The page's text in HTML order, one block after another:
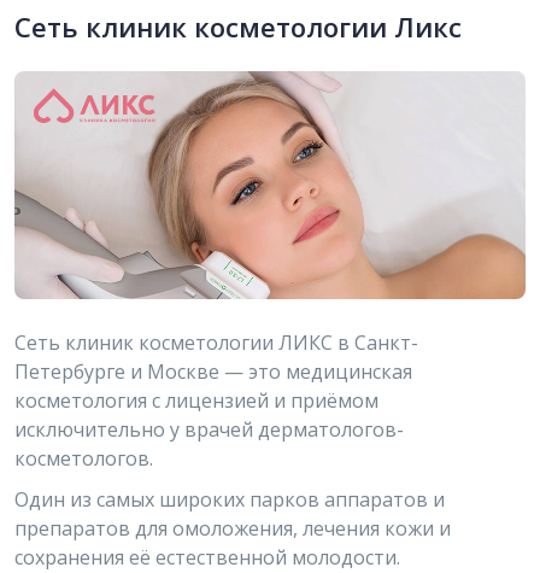
Сеть клиник косметологии Ликс
Сеть клиник косметологии ЛИКС в Санкт-
Петербурге и Москве — это медицинская
косметология с лицензией и приёмом
исключительно у врачей дерматологов-
косметологов.
Один из самых широких парков аппаратов и
препаратов для омоложения, лечения кожи и
сохранения её естественной молодости.